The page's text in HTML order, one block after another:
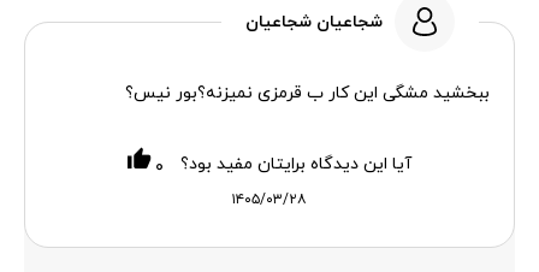
شجاعیان شجاعیان
ببخشید مشگی این کار ب قرمزی نمیزنه؟بور نیس؟
۱۴۰۵/۰۳/۲۸
آیا این دیدگاه برایتان مفید بود؟ ۰